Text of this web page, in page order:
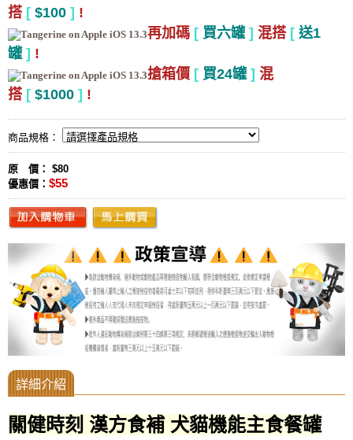
搭 [ $100 ] !
再加碼 [ 買六罐] 混搭 [ 送1
罐] !
搶箱價 [ 買24罐] 混
搭 [ $1000 ] !
商品規格：
原 價： $80
優惠價： $55
關健時刻 漢方食補 犬貓機能主食餐罐